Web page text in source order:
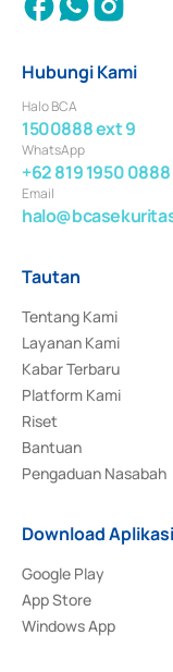
Hubungi Kami
Halo BCA
1500888 ext 9
WhatsApp
+62 819 1950 0888
Email
Tautan
Tentang Kami
Layanan Kami
Kabar Terbaru
Platform Kami
Riset
Bantuan
Pengaduan Nasabah
Download Aplikasi
Google Play
App Store
Windows App